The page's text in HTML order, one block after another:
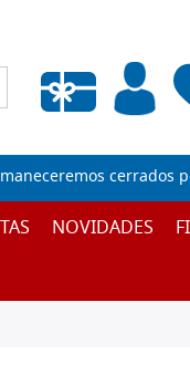
vacía
cerrados
NOVIDADES